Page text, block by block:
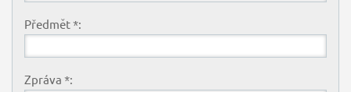
Předmět *:
Zpráva *: